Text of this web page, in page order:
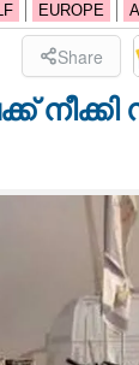
EUROPE
Share